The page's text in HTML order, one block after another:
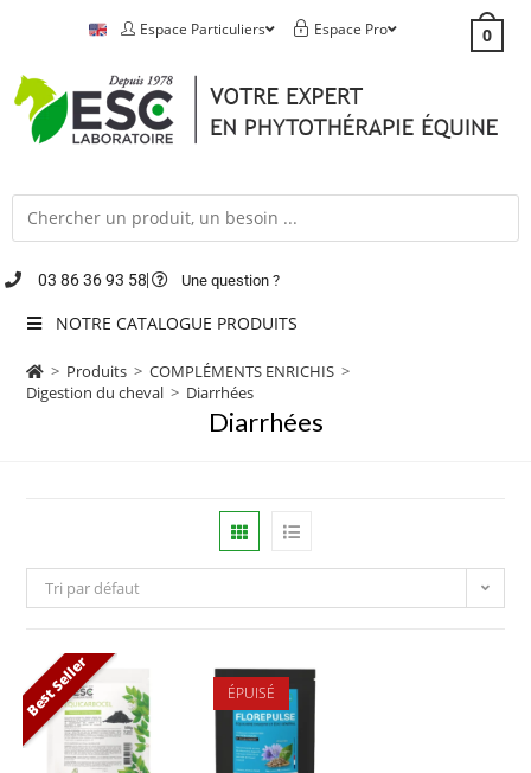
Espace Particuliers Espace Pro 0
03 86 36 93 58 Une question ?
NOTRE CATALOGUE PRODUITS
> Produits > COMPLÉMENTS ENRICHIS >
Digestion du cheval > Diarrhées
Diarrhées
Tri par défaut
Best Seller ÉPUISÉ